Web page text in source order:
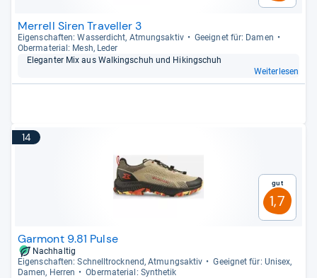
Merrell Siren Traveller 3
Eigen­schaf­ten: Was­ser­dicht, Atmungs­ak­tiv
Geeig­net für: Damen
Ober­ma­te­rial: Mesh, Leder
Ele­gan­ter Mix aus Wal­kingschuh und Hikingschuh
Weiterlesen
14
Gut
1,7
Garmont 9.81 Pulse
Nachhaltig
Eigen­schaf­ten: Schnell­trock­nend, Atmungs­ak­tiv
Geeig­net für: Uni­sex,
Damen, Her­ren
Ober­ma­te­rial: Syn­the­tik